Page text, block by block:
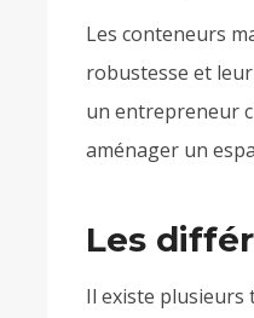
Les conteneurs
robustesse et
un entrepreneur
aménager un
Les
Il existe plusieurs